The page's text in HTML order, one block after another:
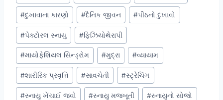
#દુખાવાના કારણો #દૈનિક જીવન #પીઠનો દુખાવો
#પેક્ટોરલ સ્નાયુ #ફિઝિયોથેરાપી
#માયોફેશિયલ સિન્ડ્રોમ #મુદ્રા #વ્યાયામ
#શારીરિક પ્રવૃત્તિ #સાવચેતી #સ્ટ્રેચિંગ
#સ્નાયુ ખેંચાઈ જવો #સ્નાયુ મજબૂતી #સ્નાયુનો સોજો